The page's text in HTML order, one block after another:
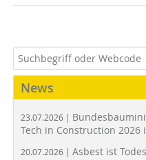
News
23.07.2026 |
Tech in Construction 2026
20.07.2026 | Asbest ist